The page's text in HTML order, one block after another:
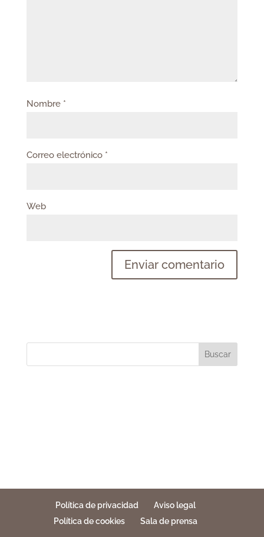
Nombre *
Correo electrónico *
Web
Buscar
Política de privacidad
Aviso legal
Política de cookies
Sala de prensa